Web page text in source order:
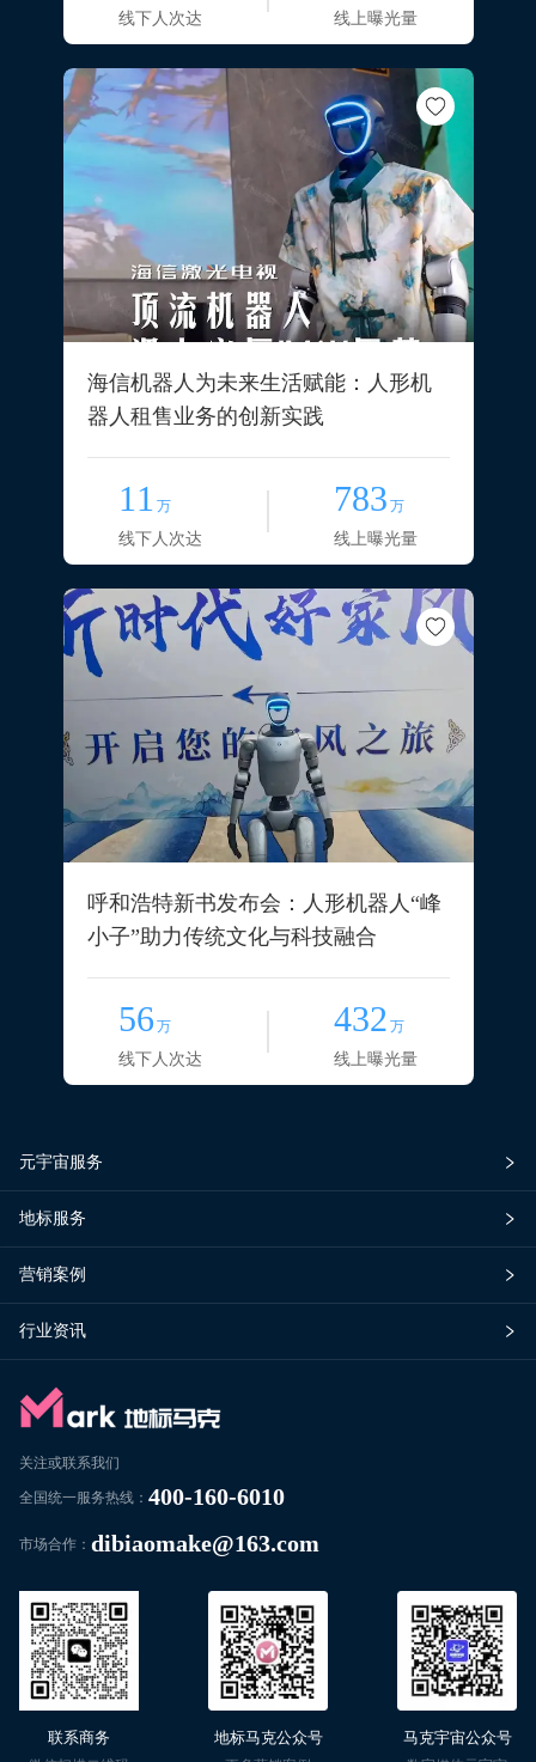
线下人次达 线上曝光量
海信机器人为未来生活赋能：人形机
器人租售业务的创新实践
11 万
线下人次达
783 万
线上曝光量
呼和浩特新书发布会：人形机器人“峰
小子”助力传统文化与科技融合
56 万
线下人次达
432 万
线上曝光量
元宇宙服务
地标服务
营销案例
行业资讯
关注或联系我们
全国统一服务热线： 400-160-6010
市场合作： dibiaomake@163.com
联系商务 地标马克公众号 马克宇宙公众号